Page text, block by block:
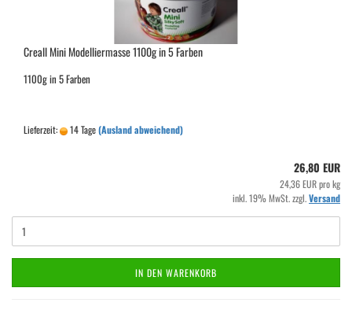
Creall Mini Modelliermasse 1100g in 5 Farben
1100g in 5 Farben
Lieferzeit: 14 Tage(Ausland abweichend)
26,80 EUR
24,36 EUR pro kg
inkl. 19% MwSt. zzgl.Versand
IN DEN WARENKORB